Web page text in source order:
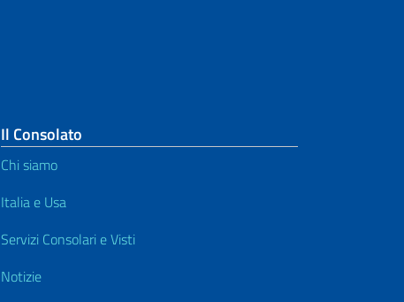
Il Consolato
Chi siamo
Italia e Usa
Servizi Consolari e Visti
Notizie